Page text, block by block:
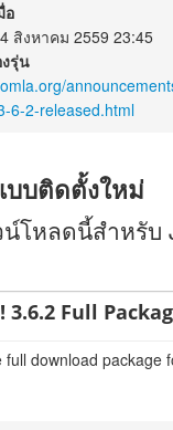
อ
สิงหาคม 2559 23:45
รุ่น
6-2-released.html
บบติดตั้งใหม่
โหลดนี้สำหรับ
3.6.2 Full
full download package